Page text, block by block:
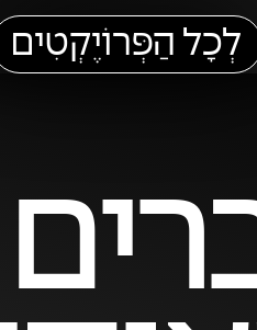
לְכָל הַפְּרוֹיֶקְטִים